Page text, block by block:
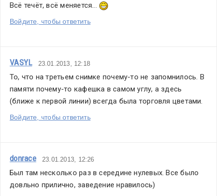
Всё течёт, всё меняется...
Войдите, чтобы ответить
VASYL 23.01.2013, 12:18
То, что на третьем снимке почему-то не запомнилось. В
памяти почему-то кафешка в самом углу, а здесь
(ближе к первой линии) всегда была торговля цветами.
Войдите, чтобы ответить
donrace 23.01.2013, 12:26
Был там несколько раз в середине нулевых. Все было
довльно прилично, заведение нравилось)